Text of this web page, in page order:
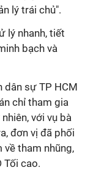
lý trái chủ".
lý nhanh, tiết
bạch và
dân sự TP HCM
chỉ tham gia
với vụ bà
đơn vị đã phối
về tham nhũng,
Tối cao.